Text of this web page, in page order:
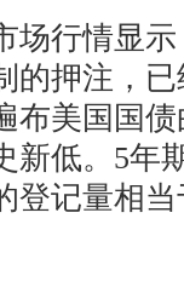
行情显示
的押注，
布美国国
新低。5年
登记量相